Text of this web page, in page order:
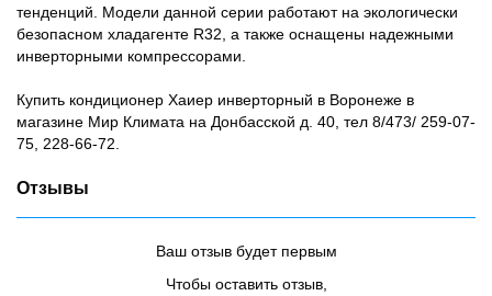
тенденций. Модели данной серии работают на экологически
безопасном хладагенте R32, а также оснащены надежными
инверторными компрессорами.
Купить кондиционер Хаиер инверторный в Воронеже в
магазине Мир Климата на Донбасской д. 40, тел 8/473/ 259-07-
75, 228-66-72.
Отзывы
Ваш отзыв будет первым
Чтобы оставить отзыв,